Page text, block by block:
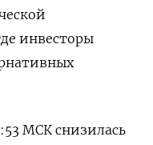
инвесторы
МСК снизилась